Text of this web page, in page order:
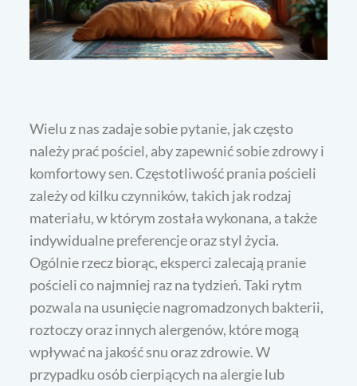
Wielu z nas zadaje sobie pytanie, jak często
należy prać pościel, aby zapewnić sobie zdrowy i
komfortowy sen. Częstotliwość prania pościeli
zależy od kilku czynników, takich jak rodzaj
materiału, w którym została wykonana, a także
indywidualne preferencje oraz styl życia.
Ogólnie rzecz biorąc, eksperci zalecają pranie
pościeli co najmniej raz na tydzień. Taki rytm
pozwala na usunięcie nagromadzonych bakterii,
roztoczy oraz innych alergenów, które mogą
wpływać na jakość snu oraz zdrowie. W
przypadku osób cierpiących na alergie lub